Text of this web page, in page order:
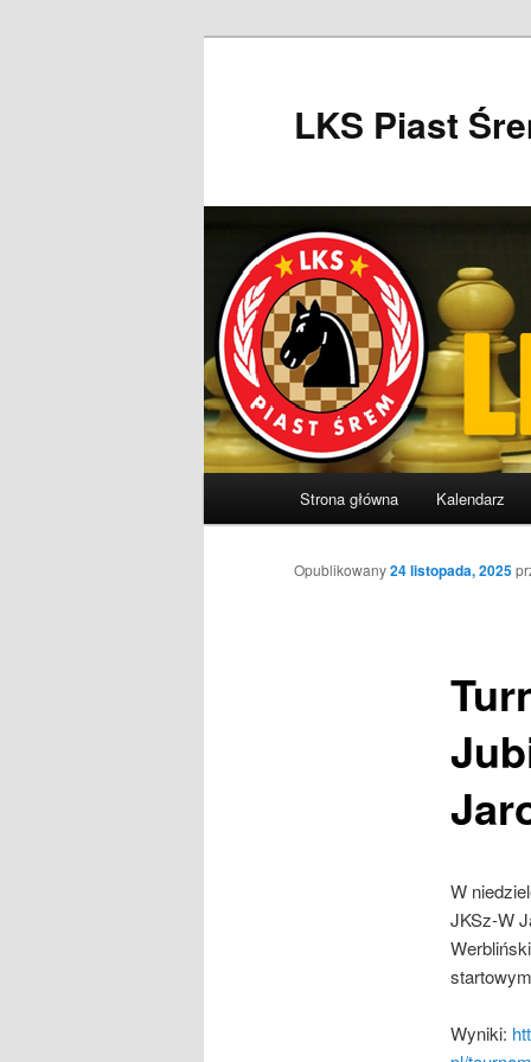
LKS Piast
Strona główna Kalendarz
Opublikowany24 listopada, 2025
W
JKSz-W
Wyniki: